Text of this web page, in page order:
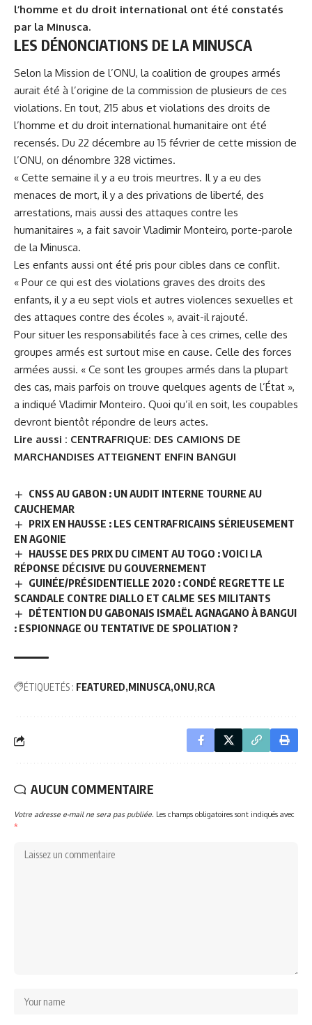
l’homme et du droit international ont été constatés
par la Minusca.
LES DÉNONCIATIONS DE LA MINUSCA
Selon la Mission de l’ONU, la coalition de groupes armés
aurait été à l’origine de la commission de plusieurs de ces
violations. En tout, 215 abus et violations des droits de
l’homme et du droit international humanitaire ont été
recensés. Du 22 décembre au 15 février de cette mission de
l’ONU, on dénombre 328 victimes.
« Cette semaine il y a eu trois meurtres. Il y a eu des
menaces de mort, il y a des privations de liberté, des
arrestations, mais aussi des attaques contre les
humanitaires », a fait savoir Vladimir Monteiro, porte-parole
de la Minusca.
Les enfants aussi ont été pris pour cibles dans ce conflit.
« Pour ce qui est des violations graves des droits des
enfants, il y a eu sept viols et autres violences sexuelles et
des attaques contre des écoles », avait-il rajouté.
Pour situer les responsabilités face à ces crimes, celle des
groupes armés est surtout mise en cause. Celle des forces
armées aussi. « Ce sont les groupes armés dans la plupart
des cas, mais parfois on trouve quelques agents de l’État »,
a indiqué Vladimir Monteiro. Quoi qu’il en soit, les coupables
devront bientôt répondre de leurs actes.
Lire aussi : CENTRAFRIQUE: DES CAMIONS DE
MARCHANDISES ATTEIGNENT ENFIN BANGUI
CNSS AU GABON : UN AUDIT INTERNE TOURNE AU
CAUCHEMAR
PRIX EN HAUSSE : LES CENTRAFRICAINS SÉRIEUSEMENT
EN AGONIE
HAUSSE DES PRIX DU CIMENT AU TOGO : VOICI LA
RÉPONSE DÉCISIVE DU GOUVERNEMENT
GUINÉE/PRÉSIDENTIELLE 2020 : CONDÉ REGRETTE LE
SCANDALE CONTRE DIALLO ET CALME SES MILITANTS
DÉTENTION DU GABONAIS ISMAËL AGNAGANO À BANGUI
: ESPIONNAGE OU TENTATIVE DE SPOLIATION ?
ÉTIQUETÉS : FEATURED MINUSCA ONU RCA
AUCUN COMMENTAIRE
Votre adresse e-mail ne sera pas publiée. Les champs obligatoires sont indiqués avec
*